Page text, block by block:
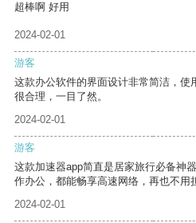
超棒啊 好用
2024-02-01
游客
这款办公软件的界面设计非常简洁，使
很合理，一目了然。
2024-02-01
游客
这款加速器app简直是居家旅行必备神
作办公，都能畅享高速网络，再也不用
2024-02-01